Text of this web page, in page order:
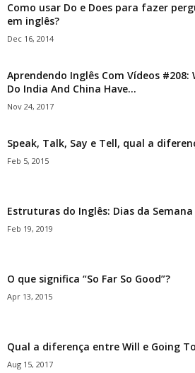
Como usar Do e Does para fazer
em inglês?
Dec 16, 2014
Aprendendo Inglês Com Vídeos #208:
Do India And China Have...
Nov 24, 2017
Speak, Talk, Say e Tell, qual a
Feb 5, 2015
Estruturas do Inglês: Dias da Semana
Feb 19, 2019
O que significa “So Far So Good”?
Apr 13, 2015
Qual a diferença entre Will e Going
Aug 15, 2017